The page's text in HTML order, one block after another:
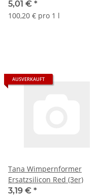
5,01 € *
100,20 € pro 1 l
AUSVERKAUFT
Tana Wimpernformer
Ersatzsilicon Red (3er)
3,19 € *